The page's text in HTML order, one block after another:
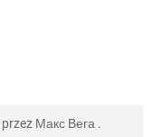
przez Макс Вега .